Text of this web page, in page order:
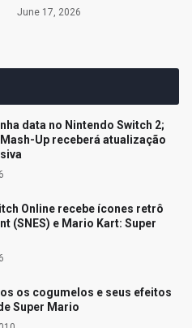
June 17, 2026
data no Nintendo Switch 2;
Up receberá atualização
Online recebe ícones retrô
(SNES) e Mario Kart: Super
os cogumelos e seus efeitos
Super Mario